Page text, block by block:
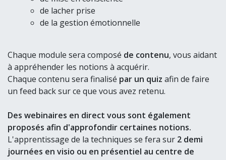
de lacher prise
de la gestion émotionnelle
Chaque module sera composé de contenu, vous aidant
à appréhender les notions à acquérir.
Chaque contenu sera finalisé par un quiz afin de faire
un feed back sur ce que vous avez retenu.
Des webinaires en direct vous sont également
proposés afin d'approfondir certaines notions.
L'apprentissage de la techniques se fera sur 2 demi
journées en visio ou en présentiel au centre de